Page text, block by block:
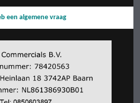
een algemene vraag